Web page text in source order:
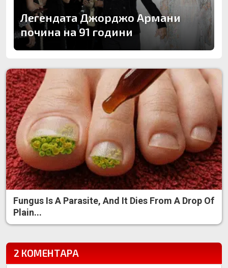
Легендата Джорджо Армани
почина на 91 години
Fungus Is A Parasite, And It Dies From A Drop Of
Plain...
2 КОМЕНТАРА